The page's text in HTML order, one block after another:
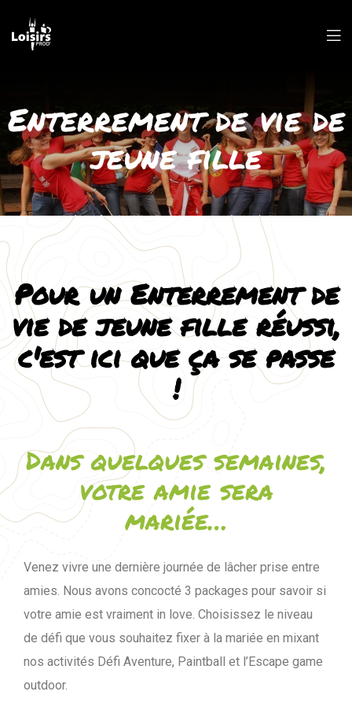
Enterrement de vie de
jeune fille
Pour un Enterrement de
vie de jeune fille réussi,
c'est ici que ça se passe
!
Dans quelques semaines,
votre amie sera
mariée…
Venez vivre une dernière journée de lâcher prise entre
amies. Nous avons concocté 3 packages pour savoir si
votre amie est vraiment in love. Choisissez le niveau
de défi que vous souhaitez fixer à la mariée en mixant
nos activités Défi Aventure, Paintball et l’Escape game
outdoor.